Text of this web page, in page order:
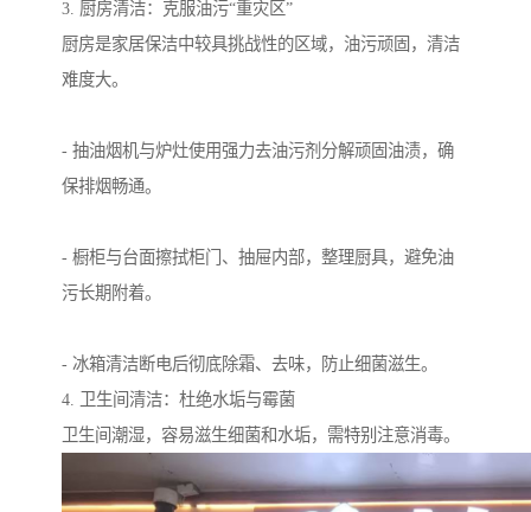
3. 厨房清洁：克服油污“重灾区”
厨房是家居保洁中较具挑战性的区域，油污顽固，清洁
难度大。
- 抽油烟机与炉灶使用强力去油污剂分解顽固油渍，确
保排烟畅通。
- 橱柜与台面擦拭柜门、抽屉内部，整理厨具，避免油
污长期附着。
- 冰箱清洁断电后彻底除霜、去味，防止细菌滋生。
4. 卫生间清洁：杜绝水垢与霉菌
卫生间潮湿，容易滋生细菌和水垢，需特别注意消毒。